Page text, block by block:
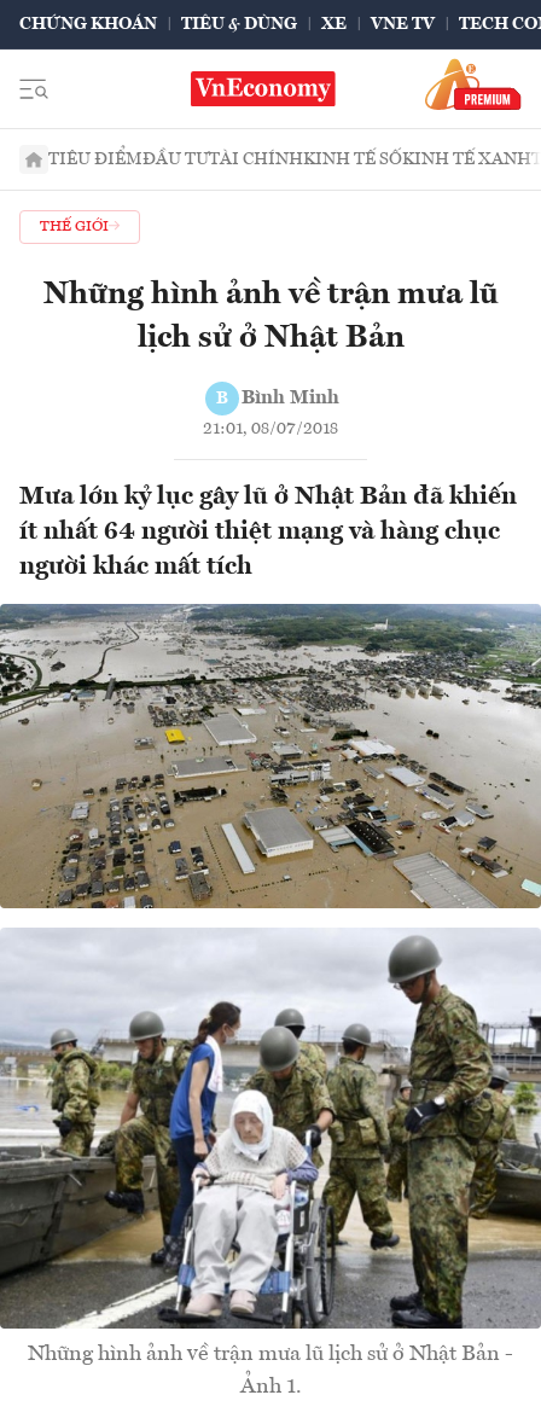
CHỨNG KHOÁN TIÊU & DÙNG XE VNE TV TECH
TIÊU ĐIỂMĐẦU TƯTÀI CHÍNHKINH TẾ SỐKINH TẾ XANH
THẾ GIỚI
Những hình ảnh về trận mưa lũ
lịch sử ở Nhật Bản
B Bình Minh
21:01, 08/07/2018
Mưa lớn kỷ lục gây lũ ở Nhật Bản đã khiến
ít nhất 64 người thiệt mạng và hàng chục
người khác mất tích
Những hình ảnh về trận mưa lũ lịch sử ở Nhật Bản -
Ảnh 1.